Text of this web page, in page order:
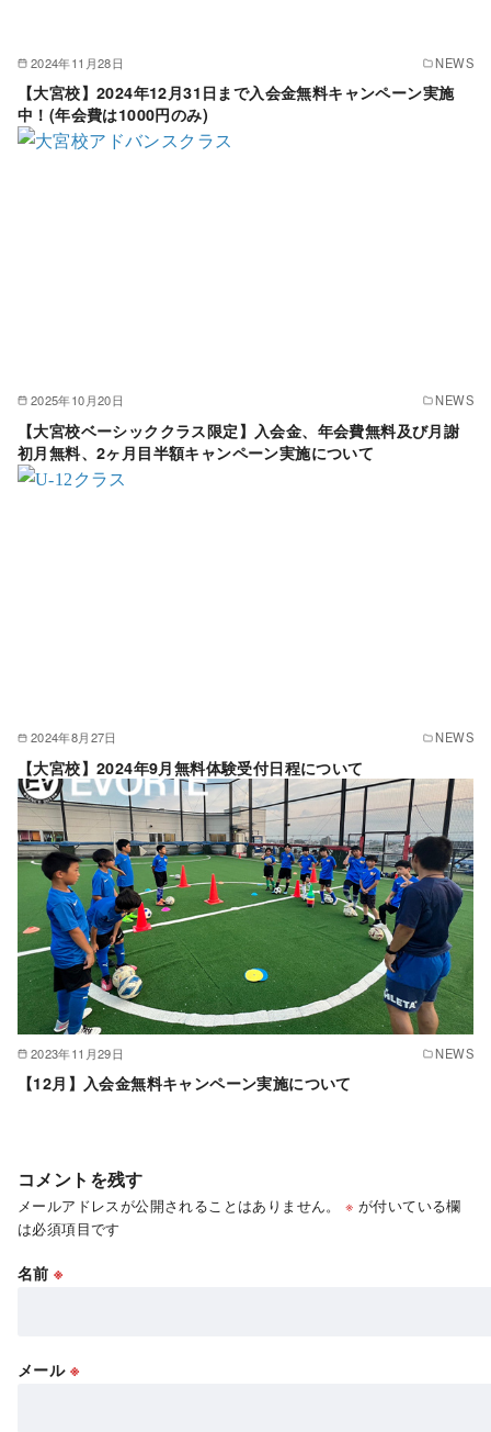
2024年11月28日 NEWS
【大宮校】2024年12月31日まで入会金無料キャンペーン実施
中！(年会費は1000円のみ)
2025年10月20日 NEWS
【大宮校ベーシッククラス限定】入会金、年会費無料及び月謝
初月無料、2ヶ月目半額キャンペーン実施について
2024年8月27日 NEWS
【大宮校】2024年9月無料体験受付日程について
2023年11月29日 NEWS
【12月】入会金無料キャンペーン実施について
コメントを残す
メールアドレスが公開されることはありません。 ※ が付いている欄
は必須項目です
名前※
メール ※